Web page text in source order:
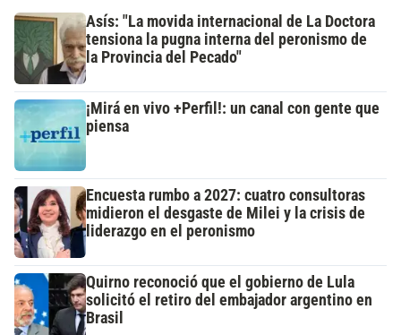
Asís: "La movida internacional de La Doctora
tensiona la pugna interna del peronismo de
la Provincia del Pecado"
¡Mirá en vivo +Perfil!: un canal con gente que
piensa
Encuesta rumbo a 2027: cuatro consultoras
midieron el desgaste de Milei y la crisis de
liderazgo en el peronismo
Quirno reconoció que el gobierno de Lula
solicitó el retiro del embajador argentino en
Brasil